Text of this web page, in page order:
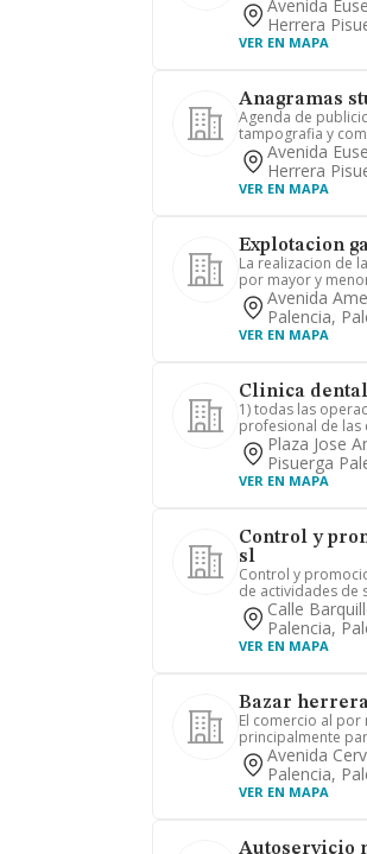
Avenida
Herrera
VER EN MAPA
Anagramas
Agenda de
tampografia y
Avenida
Herrera
VER EN MAPA
Explotacion
La realizacion de
por mayor y
Avenida
Palencia,
VER EN MAPA
Clinica
1) todas las
profesional de las
Plaza Jose
Pisuerga
VER EN MAPA
Control y
sl
Control y
de actividades de
Calle
Palencia,
VER EN MAPA
Bazar
El comercio al
principalmente
Avenida
Palencia,
VER EN MAPA
Autoservicio